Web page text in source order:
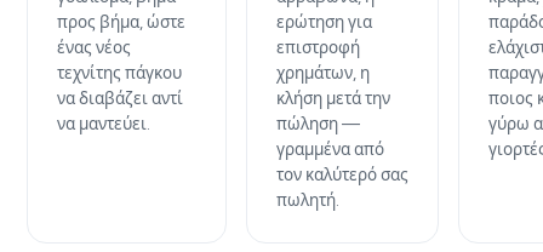
προς βήμα, ώστε
ένας νέος
τεχνίτης πάγκου
να διαβάζει αντί
να μαντεύει.
ερώτηση για
επιστροφή
χρημάτων, η
κλήση μετά την
πώληση —
γραμμένα από
τον καλύτερό σας
πωλητή.
ποιος
γύρω